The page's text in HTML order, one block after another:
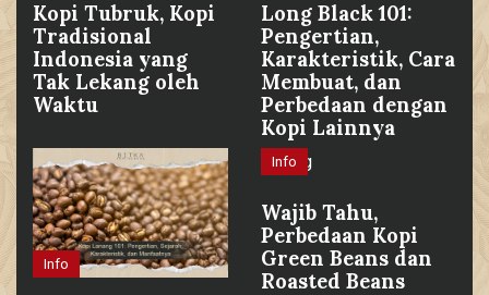
Kopi Tubruk, Kopi
Tradisional
Indonesia yang
Tak Lekang oleh
Waktu
Long Black 101:
Pengertian,
Karakteristik, Cara
Membuat, dan
Perbedaan dengan
Kopi Lainnya
Info
Info
Wajib Tahu,
Perbedaan Kopi
Green Beans dan
Roasted Beans